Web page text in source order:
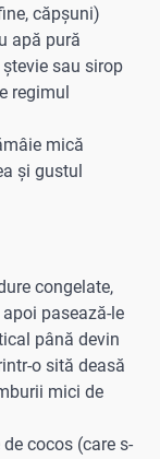
căpșuni)
apă pură
sau sirop
regimul
mică
și gustul
congelate,
pasează-le
până devin
o sită deasă
mici de
cocos (care s-